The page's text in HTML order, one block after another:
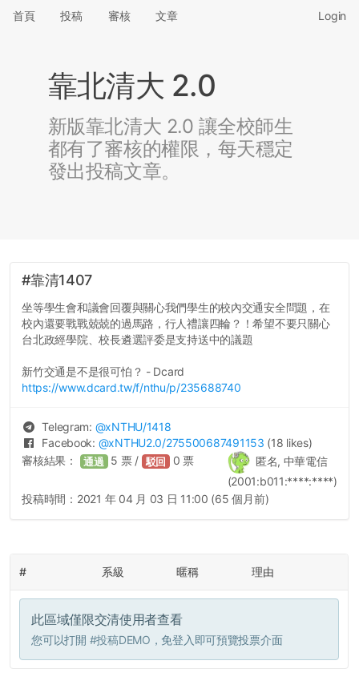
首頁 投稿 審核 文章 Login
靠北清大 2.0
新版靠北清大 2.0 讓全校師生
都有了審核的權限，每天穩定
發出投稿文章。
#靠清1407
坐等學生會和議會回覆與關心我們學生的校內交通安全問題，在
校內還要戰戰兢兢的過馬路，行人禮讓四輪？！希望不要只關心
台北政經學院、校長遴選評委是支持送中的議題
新竹交通是不是很可怕？ - Dcard
https://www.dcard.tw/f/nthu/p/235688740
Telegram: @xNTHU/1418
Facebook: @xNTHU2.0/275500687491153 (18 likes)
匿名, 中華電信
(2001:b011:****:****)
審核結果： 通過 5 票 / 駁回 0 票
投稿時間： 2021 年 04 月 03 日 11:00 (65 個月前)
# 系級 暱稱 理由
此區域僅限交清使用者查看
您可以打開 #投稿DEMO ，免登入即可預覽投票介面